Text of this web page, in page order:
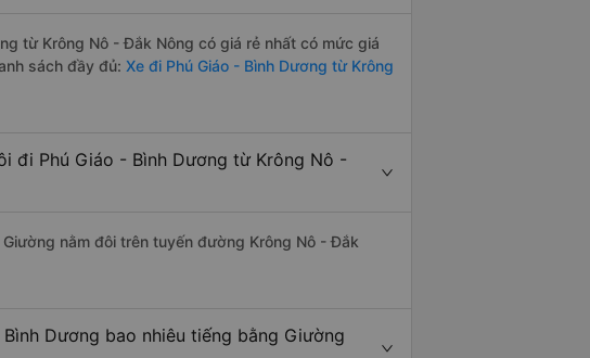
từ Krông Nô - Đắk Nông có giá rẻ nhất có mức giá
sách đầy đủ: Xe đi Phú Giáo - Bình Dương từ Krông
đi Phú Giáo - Bình Dương từ Krông Nô -
nằm đôi trên tuyến đường Krông Nô - Đắk
Dương bao nhiêu tiếng bằng Giường